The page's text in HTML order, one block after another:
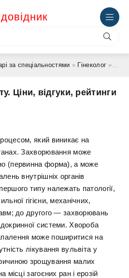
довідник
за спеціальностями » Гінеколог » Лікування вульвіту. Ціни, відгуки, рейтинги
Ціни, відгуки, рейтинги
який виникає на
Захворювання може
(первинна форма), а може
внутрішніх органів
типу належать патології,
гігієни, механічних,
до другого — захворювань
системи. Хвороба
може поширитися на
лікування вульвіта у
зрощування малих
місці загоєних ран і ерозій